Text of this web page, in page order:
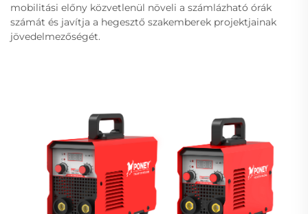
mobilitási előny közvetlenül növeli a számlázható órák
számát és javítja a hegesztő szakemberek projektjainak
jövedelmezőségét.